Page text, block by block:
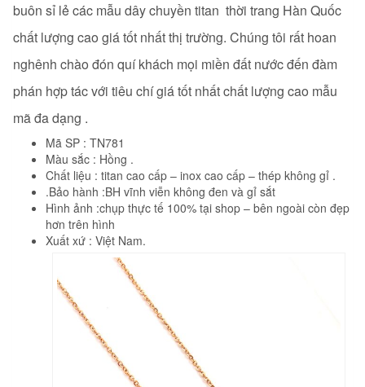
buôn sỉ lẻ các mẫu dây chuyền titan thời trang Hàn Quốc
chất lượng cao giá tốt nhất thị trường. Chúng tôi rất hoan
nghênh chào đón quí khách mọi miền đất nước đến đàm
phán hợp tác với tiêu chí giá tốt nhất chất lượng cao mẫu
mã đa dạng .
Mã SP : TN781
Màu sắc : Hồng .
Chất liệu : titan cao cấp – inox cao cấp – thép không gỉ .
.Bảo hành :BH vĩnh viễn không đen và gỉ sắt
Hình ảnh :chụp thực tế 100% tại shop – bên ngoài còn đẹp
hơn trên hình
Xuất xứ : Việt Nam.